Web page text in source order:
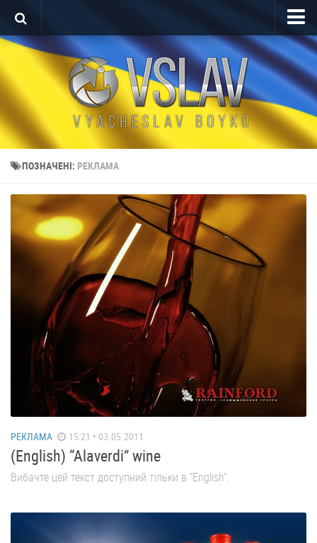
Головна
Портфоліо
Проекти After Effects
Реклама
Теледизайн
Редагування відео
Про автора
Контакт
Мова
English
ПОЗНАЧЕНІ: РЕКЛАМА
РЕКЛАМА 15:21 • 03.05.2011
(English) “Alaverdi” wine
Вибачте цей текст доступний тільки в “English”.